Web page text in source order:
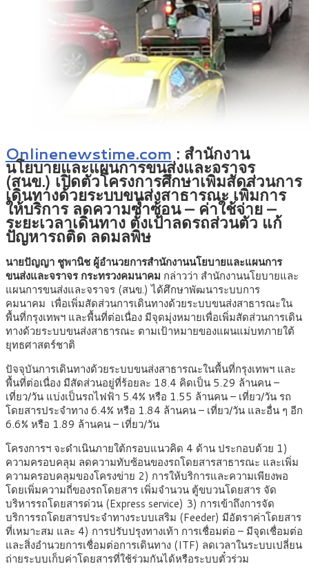
Onlinenewstime.com : สำนักงาน
นโยบายและแผนการขนส่งและจราจร
(สนข.) เปิดตัวโครงการศึกษาเพิ่มสัดส่วนการ
เดินทางด้วยระบบขนส่งสาธารณะ เพิ่มการ
ให้บริการ ลดความซ้ำซ้อน – ค่าใช้จ่าย –
ระยะเวลาเดินทาง ตั้งเป้าลดรถส่วนตัว แก้
ปัญหารถติด ลดมลพิษ
นายปัญญา ชูพานิช ผู้อำนวยการสำนักงานนโยบายและแผนการ
ขนส่งและจราจร กระทรวงคมนาคม กล่าวว่า สำนักงานนโยบายและ
แผนการขนส่งและจราจร (สนข.) ได้ศึกษาพัฒนาระบบการ
คมนาคม เพื่อเพิ่มสัดส่วนการเดินทางด้วยระบบขนส่งสาธารณะใน
พื้นที่กรุงเทพฯ และพื้นที่ต่อเนื่อง มีจุดมุ่งหมายเพื่อเพิ่มสัดส่วนการเดิน
ทางด้วยระบบขนส่งสาธารณะ ตามเป้าหมายของแผนแม่บทภายใต้
ยุทธศาสตร์ชาติ
ปัจจุบันการเดินทางด้วยระบบขนส่งสาธารณะในพื้นที่กรุงเทพฯ และ
พื้นที่ต่อเนื่อง มีสัดส่วนอยู่ที่ร้อยละ 18.4 คิดเป็น 5.29 ล้านคน –
เที่ยว/วัน แบ่งเป็นรถไฟฟ้า 5.4% หรือ 1.55 ล้านคน – เที่ยว/วัน รถ
โดยสารประจำทาง 6.4% หรือ 1.84 ล้านคน – เที่ยว/วัน และอื่น ๆ อีก
6.6% หรือ 1.89 ล้านคน – เที่ยว/วัน
โครงการฯ จะดำเนินภายใต้กรอบแนวคิด 4 ด้าน ประกอบด้วย 1)
ความครอบคลุม ลดความทับซ้อนของรถโดยสารสาธารณะ และเพิ่ม
ความครอบคลุมของโครงข่าย 2) การให้บริการและความเพียงพอ
โดยเพิ่มความถี่ของรถโดยสาร เพิ่มจำนวน ตู้ขบวนโดยสาร จัด
บริหารรถโดยสารด่วน (Express service) 3) การเข้าถึงการจัด
บริการรถโดยสารประจำทางระบบเสริม (Feeder) มีอัตราค่าโดยสาร
ที่เหมาะสม และ 4) การปรับปรุงทางเท้า การเชื่อมต่อ – มีจุดเชื่อมต่อ
และสิ่งอำนวยการเชื่อมต่อการเดินทาง (ITF) ลดเวลาในระบบเปลี่ยน
ถ่ายระบบเก็บค่าโดยสารที่ใช้ร่วมกันได้หรือระบบตั๋วร่วม